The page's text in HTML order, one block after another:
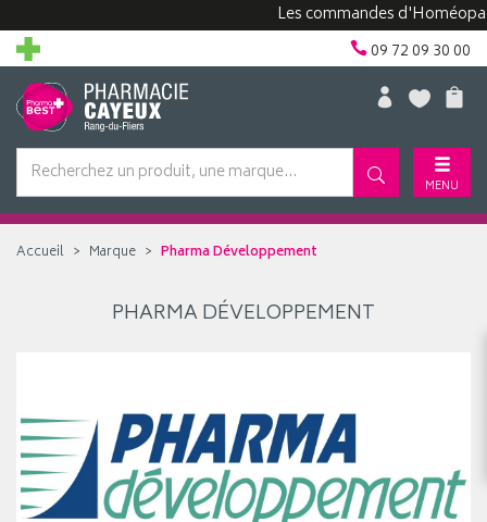
Les commandes
09 72 09 30 00
MENU
Accueil Marque Pharma Développement
PHARMA DÉVELOPPEMENT